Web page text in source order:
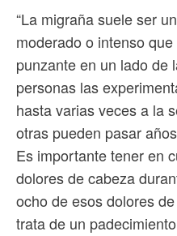
“La migraña suele ser
moderado o intenso
punzante en un lado de
personas las
hasta varias veces a la
otras pueden pasar
Es importante tener en
dolores de cabeza
ocho de esos dolores
trata de un